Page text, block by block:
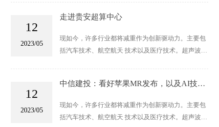
12
2023/05
走进贵安超算中心
现如今，许多行业都将减重作为创新驱动力。主要包
括汽车技术、航空航天 技术以及医疗技术。超声波切
12
2023/05
中信建投：看好苹果MR发布，以及AI技术
现如今，许多行业都将减重作为创新驱动力。主要包
括汽车技术、航空航天 技术以及医疗技术。超声波切